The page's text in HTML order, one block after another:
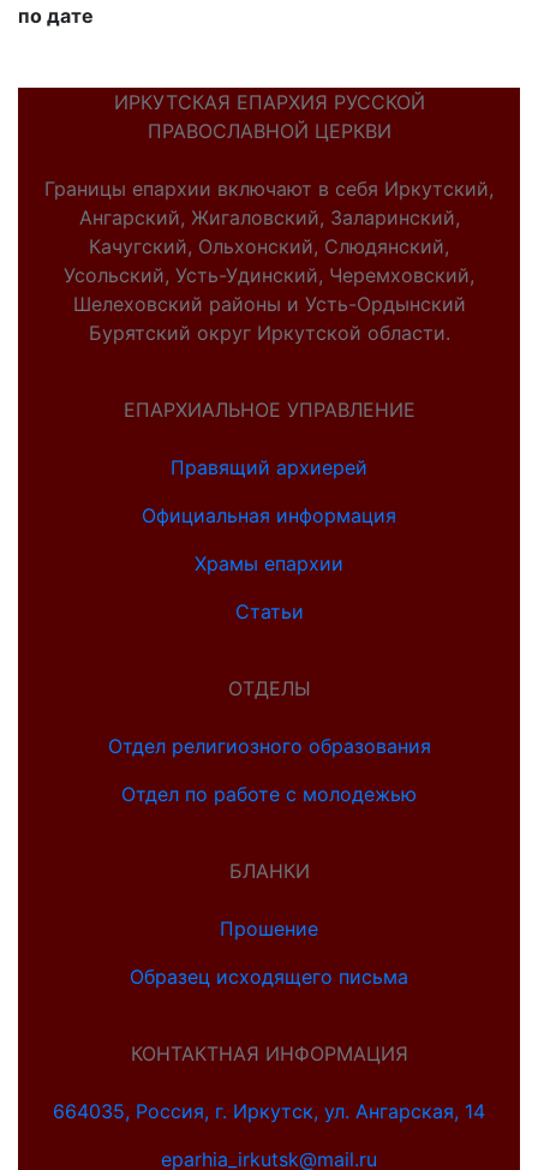
по дате
ИРКУТСКАЯ ЕПАРХИЯ РУССКОЙ
ПРАВОСЛАВНОЙ ЦЕРКВИ
Границы епархии включают в себя Иркутский,
Ангарский, Жигаловский, Заларинский,
Качугский, Ольхонский, Слюдянский,
Усольский, Усть-Удинский, Черемховский,
Шелеховский районы и Усть-Ордынский
Бурятский округ Иркутской области.
ЕПАРХИАЛЬНОЕ УПРАВЛЕНИЕ
Правящий архиерей
Официальная информация
Храмы епархии
Статьи
ОТДЕЛЫ
Отдел религиозного образования
Отдел по работе с молодежью
БЛАНКИ
Прошение
Образец исходящего письма
КОНТАКТНАЯ ИНФОРМАЦИЯ
664035, Россия, г. Иркутск, ул. Ангарская, 14
eparhia_irkutsk@mail.ru